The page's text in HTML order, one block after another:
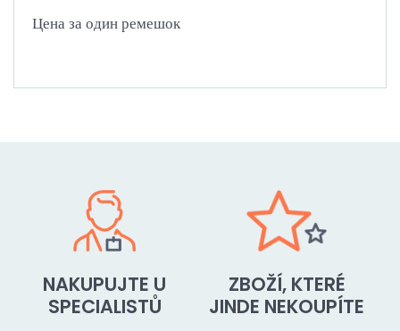
Цена за один ремешок
NAKUPUJTE U
SPECIALISTŮ
ZBOŽÍ, KTERÉ
JINDE NEKOUPÍTE